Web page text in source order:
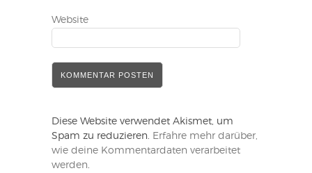
Website
Diese Website verwendet Akismet, um
Spam zu reduzieren.
Erfahre mehr darüber,
wie deine Kommentardaten verarbeitet
werden